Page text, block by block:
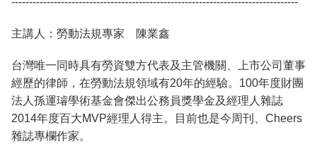
主講人：勞動法規專家 陳業鑫
台灣唯一同時具有勞資雙方代表及主管機關、上市公司董事
經歷的律師，在勞動法規領域有20年的經驗。100年度財團
法人孫運璿學術基金會傑出公務員獎學金及經理人雜誌
2014年度百大MVP經理人得主。目前也是今周刊、Cheers
雜誌專欄作家。